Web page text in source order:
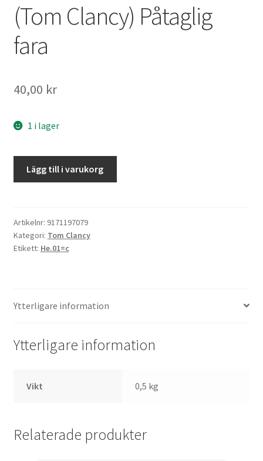
(Tom Clancy) Påtaglig
fara
40,00 kr
1 i lager
Lägg till i varukorg
Artikelnr: 9171197079
Kategori: Tom Clancy
Etikett: He.01=c
Ytterligare information
Ytterligare information
Vikt 0,5 kg
Relaterade produkter